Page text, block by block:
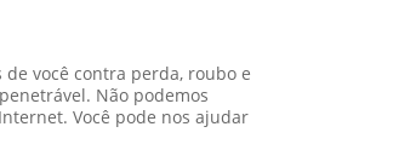
você contra perda, roubo e
Não podemos
Você pode nos ajudar